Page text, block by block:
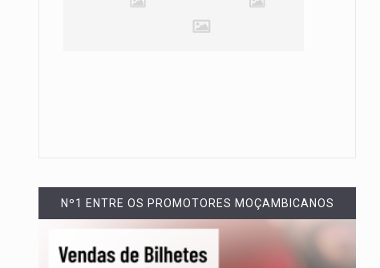
Nº1 ENTRE OS PROMOTORES MOÇAMBICANOS